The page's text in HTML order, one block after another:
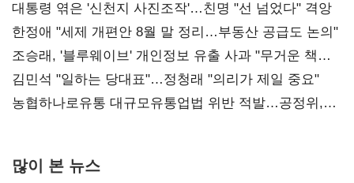
대통령 엮은 '신천지 사진조작'…친명 "선 넘었다" 격앙
한정애 "세제 개편안 8월 말 정리…부동산 공급도 논의"
조승래, '블루웨이브' 개인정보 유출 사과 "무거운 책임
통감"
김민석 "일하는 당대표"…정청래 "의리가 제일 중요"
농협하나로유통 대규모유통업법 위반 적발…공정위,
많이 본 뉴스